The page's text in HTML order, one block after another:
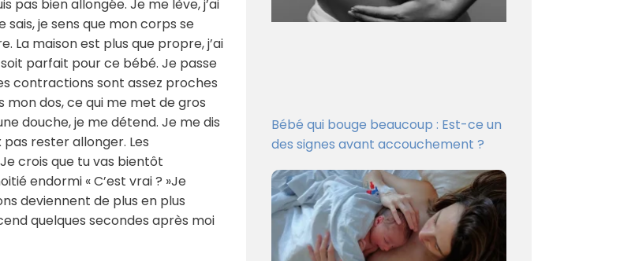
pas bien allongée. Je me lève, j’ai
sais, je sens que mon corps se
La maison est plus que propre, j’ai
parfait pour ce bébé. Je passe
contractions sont assez proches
dos, ce qui me met de gros
douche, je me détend. Je me dis
pas rester allonger. Les
crois que tu vas bientôt
endormi « C’est vrai ? »Je
deviennent de plus en plus
quelques secondes après moi
Bébé qui bouge beaucoup : Est-ce un
des signes avant accouchement ?